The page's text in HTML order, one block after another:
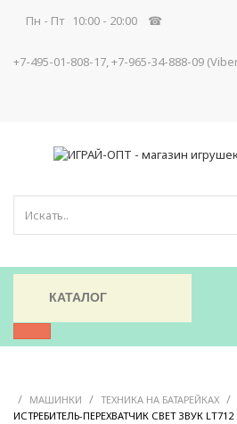
Пн - Пт 10:00 - 20:00 ☎
+7-495-01-808-17, +7-965-34-888-09
КАТАЛОГ
/ МАШИНКИ / ТЕХНИКА НА БАТАРЕЙКАХ /
ИСТРЕБИТЕЛЬ-ПЕРЕХВАТЧИК СВЕТ ЗВУК LT712